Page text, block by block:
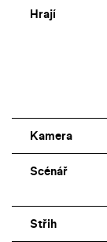
Hrají
Kamera
Scénář
Střih